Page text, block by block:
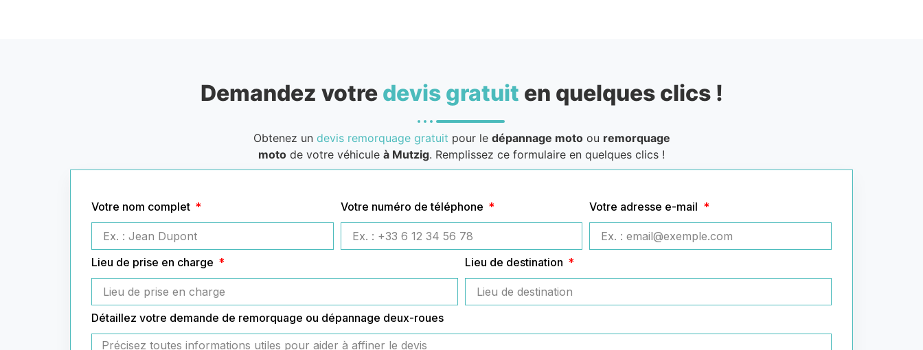
Demandez votre devis gratuit en quelques clics !
Obtenez un devis remorquage gratuit pour le dépannage motoou remorquage
moto de votre véhicule à Mutzig. Remplissez ce formulaire en quelques clics !
Votre nom complet Votre numéro de téléphone Votre adresse e-mail
Lieu de prise en charge Lieu de destination
Détaillez votre demande de remorquage ou dépannage deux-roues